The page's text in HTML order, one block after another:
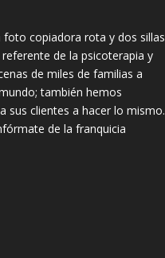
copiadora rota y dos sillas
de la psicoterapia y
de miles de familias a
también hemos
sus clientes a hacer lo mismo.
de la franquicia